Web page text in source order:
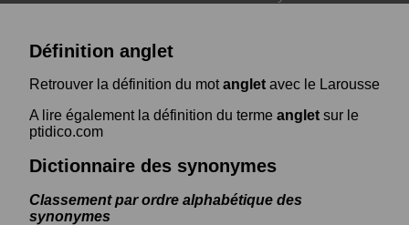
Définition anglet
Retrouver la définition du motanglet avec le Larousse
A lire également la définition du terme anglet sur le
ptidico.com
Dictionnaire des synonymes
Classement par ordre alphabétique des
synonymes